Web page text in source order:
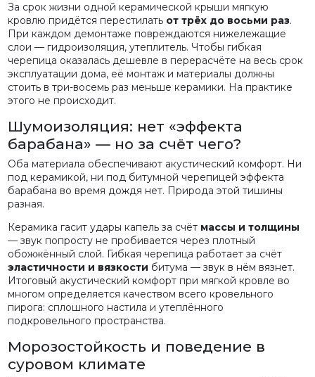
За срок жизни одной керамической крыши мягкую
кровлю придётся перестилать от трёх до восьми раз.
При каждом демонтаже повреждаются нижележащие
слои — гидроизоляция, утеплитель. Чтобы гибкая
черепица оказалась дешевле в перерасчёте на весь срок
эксплуатации дома, её монтаж и материалы должны
стоить в три-восемь раз меньше керамики. На практике
этого не происходит.
Шумоизоляция: нет «эффекта
барабана» — но за счёт чего?
Оба материала обеспечивают акустический комфорт. Ни
под керамикой, ни под битумной черепицей эффекта
барабана во время дождя нет. Природа этой тишины
разная.
Керамика гасит удары капель за счёт массы и толщины
— звук попросту не пробивается через плотный
обожжённый слой. Гибкая черепица работает за счёт
эластичности и вязкости битума — звук в нём вязнет.
Итоговый акустический комфорт при мягкой кровле во
многом определяется качеством всего кровельного
пирога: сплошного настила и утеплённого
подкровельного пространства.
Морозостойкость и поведение в
суровом климате